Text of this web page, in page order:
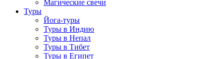
Магические свечи
Туры
Йога-туры
Туры в Индию
Туры в Непал
Туры в Тибет
Туры в Египет